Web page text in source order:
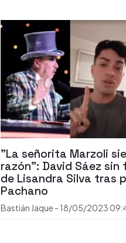
"La señorita Marzoli
razón": David Sáez
de Lisandra Silva tras
Pachano
Bastián Jaque - 18/05/2023